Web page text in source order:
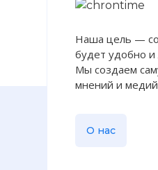
Наша цель —
будет удобно
Мы создаем
мнений и
О нас